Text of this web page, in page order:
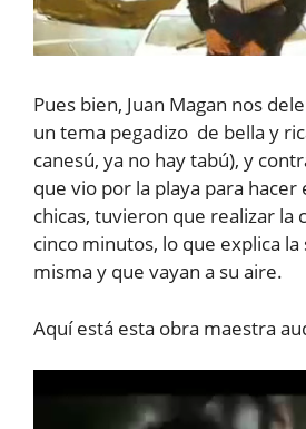
Pues bien, Juan Magan nos
un tema pegadizo de bella y
canesú, ya no hay tabú), y
que vio por la playa para hacer
chicas, tuvieron que realizar la
cinco minutos, lo que explica la
misma y que vayan a su aire.
Aquí está esta obra maestra